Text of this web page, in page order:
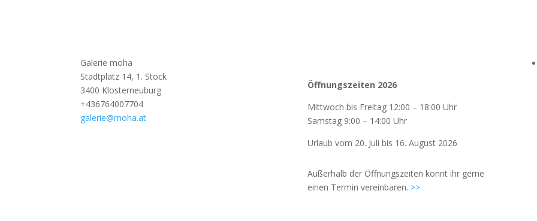
Galerie moha
Stadtplatz 14, 1. Stock
3400 Klosterneuburg
+436764007704
galerie@moha.at
Öffnungszeiten 2026
Mittwoch bis Freitag 12:00 – 18:00 Uhr
Samstag 9:00 – 14:00 Uhr
Urlaub vom 20. Juli bis 16. August 2026
Außerhalb der Öffnungszeiten könnt ihr gerne
einen Termin vereinbaren. >>